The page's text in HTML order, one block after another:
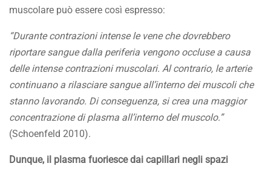
muscolare può essere così espresso:
“Durante contrazioni intense le vene che dovrebbero
riportare sangue dalla periferia vengono occluse a causa
delle intense contrazioni muscolari. Al contrario, le arterie
continuano a rilasciare sangue all’interno dei muscoli che
stanno lavorando. Di conseguenza, si crea una maggior
concentrazione di plasma all’interno del muscolo.”
(Schoenfeld 2010).
Dunque, il plasma fuoriesce dai capillari negli spazi